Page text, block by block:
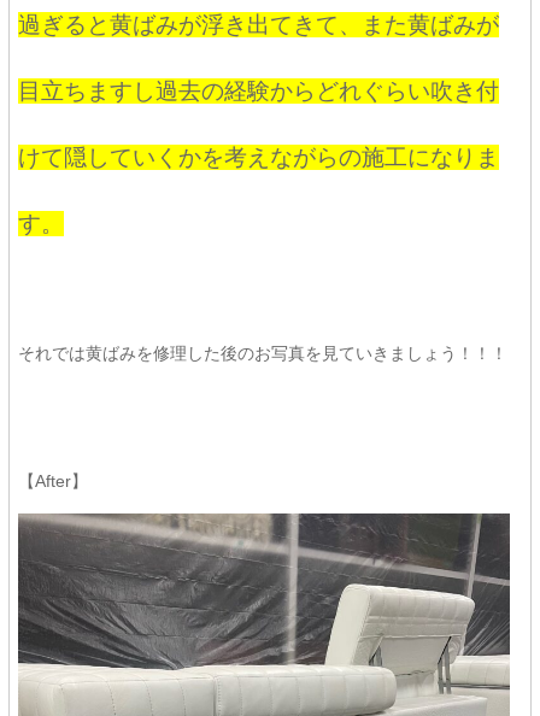
過ぎると黄ばみが浮き出てきて、また黄ばみが
目立ちますし過去の経験からどれぐらい吹き付
けて隠していくかを考えながらの施工になりま
す。
それでは黄ばみを修理した後のお写真を見ていきましょう！！！
【After】